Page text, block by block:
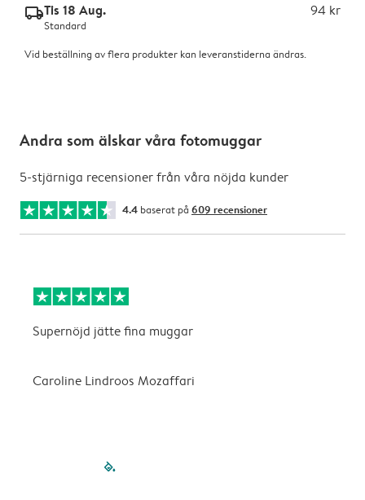
delivery_standard_v2Tis 18 Aug. 94 kr
Standard
Vid beställning av flera produkter kan leveranstiderna ändras.
Andra som älskar våra fotomuggar
5-stjärniga recensioner från våra nöjda kunder
4.4 baserat på 609 recensioner
Supernöjd jätte fina muggar
Caroline Lindroos Mozaffari
filled-pagination